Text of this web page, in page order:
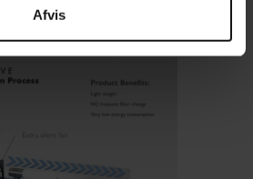
Afvis